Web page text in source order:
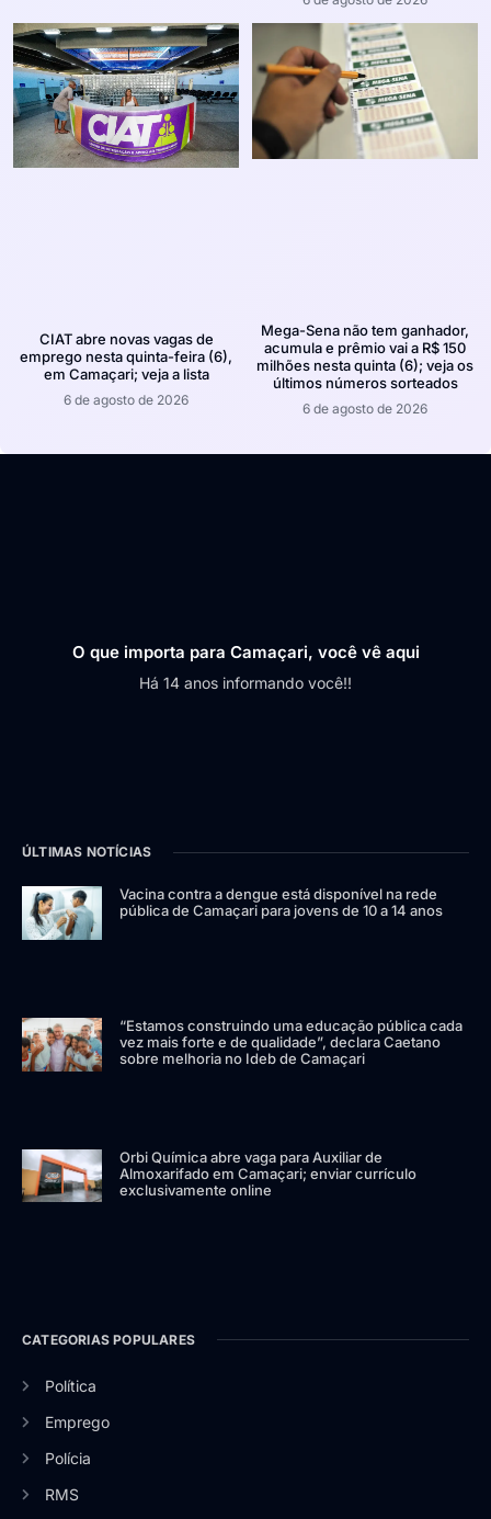
CIAT abre novas vagas de
emprego nesta quinta-feira (6),
em Camaçari; veja a lista
6 de agosto de 2026
Mega-Sena não tem ganhador,
acumula e prêmio vai a R$ 150
milhões nesta quinta (6); veja os
últimos números sorteados
6 de agosto de 2026
O que importa para Camaçari, você vê aqui
Há 14 anos informando você!!
ÚLTIMAS NOTÍCIAS
Vacina contra a dengue está disponível na rede
pública de Camaçari para jovens de 10 a 14 anos
“Estamos construindo uma educação pública cada
vez mais forte e de qualidade”, declara Caetano
sobre melhoria no Ideb de Camaçari
Orbi Química abre vaga para Auxiliar de
Almoxarifado em Camaçari; enviar currículo
exclusivamente online
CATEGORIAS POPULARES
Política
Emprego
Polícia
RMS